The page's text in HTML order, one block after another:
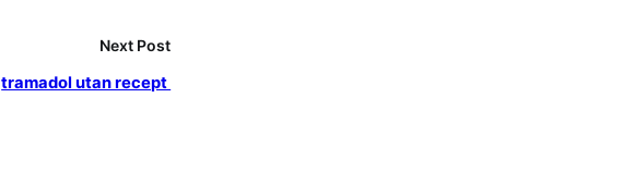
Next Post
tramadol utan recept